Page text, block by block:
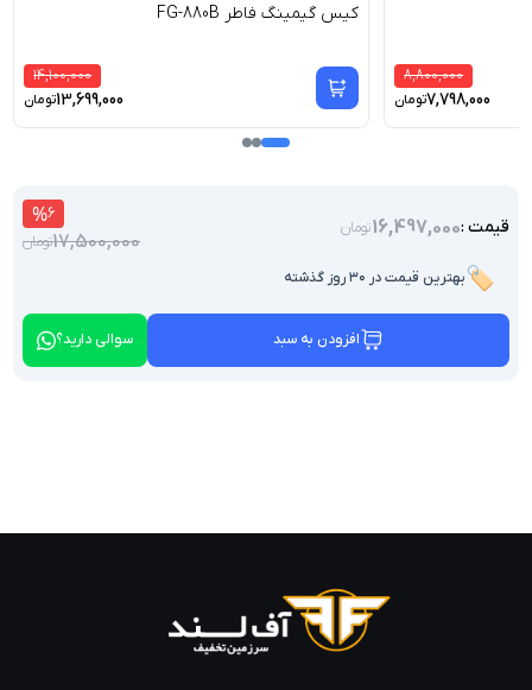
کیس گیمینگ فاطر FG-880B
14,100,000
13,699,000تومان
8,800,000
7,798,000تومان
17,500,000تومان
6
%
قیمت :16,497,000تومان
🏷️بهترین قیمت در ۳۰ روز گذشته
افزودن به سبد سوالی دارید؟